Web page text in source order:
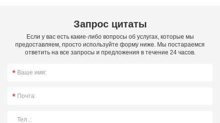
Запрос цитаты
Если у вас есть какие-либо вопросы об услугах, которые мы
предоставляем, просто используйте форму ниже. Мы постараемся
ответить на все запросы и предложения в течение 24 часов.